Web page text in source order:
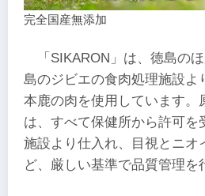
完全国産無添加
「SIKARON」は、徳島の
島のジビエの食肉処理施設よ
本鹿の肉を使用しています。
は、すべて保健所から許可を
施設より仕入れ、目視とニオ
ど、厳しい基準で品質管理を